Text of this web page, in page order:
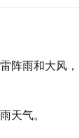
阵雨和大风，
天气。